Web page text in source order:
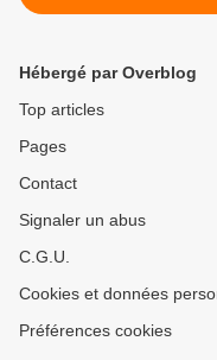
Hébergé par Overblog
Top articles
Pages
Contact
Signaler un abus
C.G.U.
Cookies et données
Préférences cookies